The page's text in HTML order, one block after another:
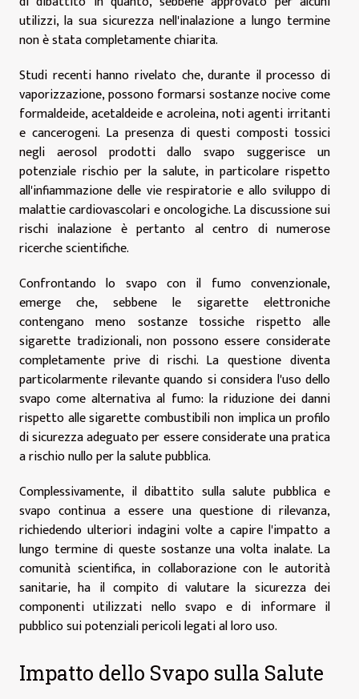
utilizzi, la sua sicurezza nell'inalazione a lungo termine
non è stata completamente chiarita.
Studi recenti hanno rivelato che, durante il processo di
vaporizzazione, possono formarsi sostanze nocive come
formaldeide, acetaldeide e acroleina, noti agenti irritanti
e cancerogeni. La presenza di questi composti tossici
negli aerosol prodotti dallo svapo suggerisce un
potenziale rischio per la salute, in particolare rispetto
all'infiammazione delle vie respiratorie e allo sviluppo di
malattie cardiovascolari e oncologiche. La discussione sui
rischi inalazione è pertanto al centro di numerose
ricerche scientifiche.
Confrontando lo svapo con il fumo convenzionale,
emerge che, sebbene le sigarette elettroniche
contengano meno sostanze tossiche rispetto alle
sigarette tradizionali, non possono essere considerate
completamente prive di rischi. La questione diventa
particolarmente rilevante quando si considera l'uso dello
svapo come alternativa al fumo: la riduzione dei danni
rispetto alle sigarette combustibili non implica un profilo
di sicurezza adeguato per essere considerate una pratica
a rischio nullo per la salute pubblica.
Complessivamente, il dibattito sulla salute pubblica e
svapo continua a essere una questione di rilevanza,
richiedendo ulteriori indagini volte a capire l'impatto a
lungo termine di queste sostanze una volta inalate. La
comunità scientifica, in collaborazione con le autorità
sanitarie, ha il compito di valutare la sicurezza dei
componenti utilizzati nello svapo e di informare il
pubblico sui potenziali pericoli legati al loro uso.
Impatto dello Svapo sulla Salute